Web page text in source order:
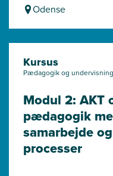
Odense
Kursus
Pædagogik og undervisning
Modul 2: AKT
pædagogik
samarbejde
processer